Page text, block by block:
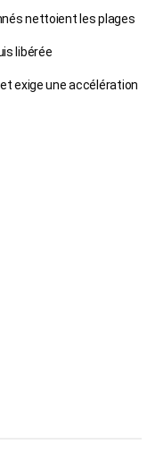
nettoient les plages
libérée
exige une accélération